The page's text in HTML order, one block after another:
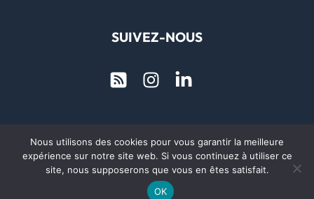
SUIVEZ-NOUS
Copyright © 2026 Studio 144
Mentions Légales et Politique de condidentialité
Nous utilisons des cookies pour vous garantir la meilleure
expérience sur notre site web. Si vous continuez à utiliser ce
site, nous supposerons que vous en êtes satisfait.
OK